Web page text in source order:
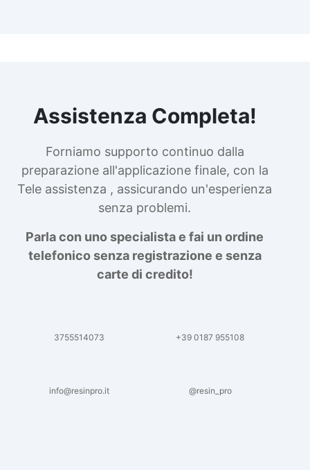
Gomma siliconica fai da te Gomma siliconica
da colata Gomma liquida per stampi Gomma
siliconica per colata Gomma siliconica per
calchi Gomma siliconica colata Gomma
siliconica per stampi 5 kg Gomma al silicone
Gomma silicone Gomme siliconiche Gomma
liquida trasparente Gomma per stampi
siliconica per stampi complessi Gomma
siliconica liquida Gomma siliconica morbida
Gomma colata Gomma siliconica per calchi
resistenti Gomma siliconica Gomma
Assistenza Completa!
Forniamo supporto continuo dalla
preparazione all'applicazione finale, con la
Tele assistenza , assicurando un'esperienza
senza problemi.
Parla con uno specialista e fai un ordine
telefonico senza registrazione e senza
carte di credito!
3755514073 +39 0187 955108
info@resinpro.it @resin_pro